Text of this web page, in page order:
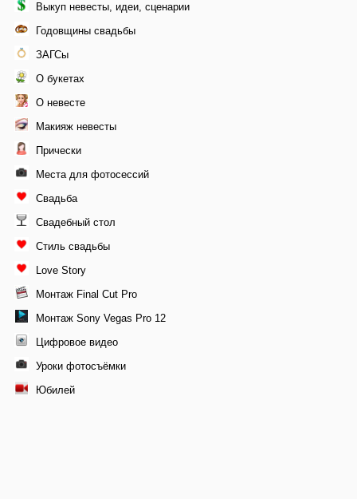
Выкуп невесты, идеи, сценарии
Годовщины свадьбы
ЗАГСы
О букетах
О невесте
Макияж невесты
Прически
Места для фотосессий
Свадьба
Свадебный стол
Стиль свадьбы
Love Story
Монтаж Final Cut Pro
Монтаж Sony Vegas Pro 12
Цифровое видео
Уроки фотосъёмки
Юбилей